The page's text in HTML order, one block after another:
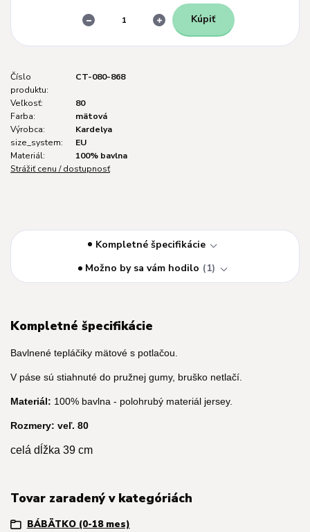
Kúpiť
Číslo
produktu:
CT-080-868
Veľkosť:
80
Farba:
mätová
Výrobca:
Kardelya
size_system:
EU
Materiál:
100% bavlna
Strážiť cenu / dostupnosť
Kompletné špecifikácie
Možno by sa vám hodilo
1
Kompletné špecifikácie
Bavlnené tepláčiky mätové s potlačou.
V páse sú stiahnuté do pružnej gumy, bruško netlačí.
Materiál: 100% bavlna - polohrubý materiál jersey.
Rozmery: veľ. 80
celá dĺžka 39 cm
Tovar zaradený v kategóriách
BÁBÄTKO (0-18 mes)